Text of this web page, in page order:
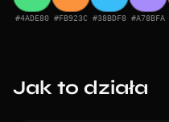
#4ADE80 #FB923C #38BDF8 #A78BFA
Jak to działa